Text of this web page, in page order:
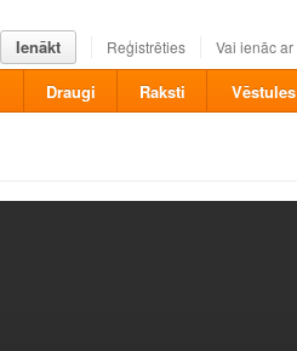
Ienākt Reģistrēties Vai ienāc ar
Draugi Raksti Vēstules